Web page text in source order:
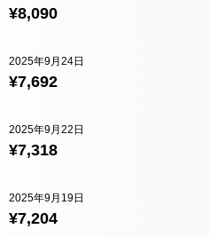
¥8,090
¥7,692
2025年9月24日
¥7,318
2025年9月22日
¥7,204
2025年9月19日